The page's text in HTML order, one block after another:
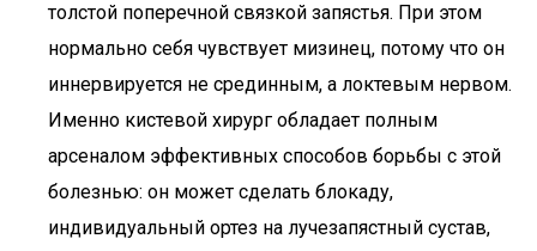
толстой поперечной связкой запястья. При этом
нормально себя чувствует мизинец, потому что он
иннервируется не срединным, а локтевым нервом.
Именно кистевой хирург обладает полным
арсеналом эффективных способов борьбы с этой
болезнью: он может сделать блокаду,
индивидуальный ортез на лучезапястный сустав,